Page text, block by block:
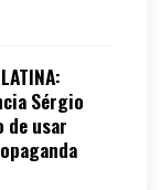
Sérgio
de usar